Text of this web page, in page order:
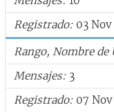
Registrado 03
Rango, Nombre de
Mensajes 3
Registrado 07